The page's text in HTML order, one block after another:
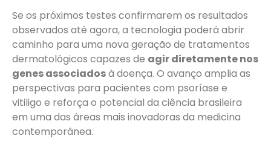
Se os próximos testes confirmarem os resultados
observados até agora, a tecnologia poderá abrir
caminho para uma nova geração de tratamentos
dermatológicos capazes de agir diretamente nos
genes associadosà doença. O avanço amplia as
perspectivas para pacientes com psoríase e
vitiligo e reforça o potencial da ciência brasileira
em uma das áreas mais inovadoras da medicina
contemporânea.